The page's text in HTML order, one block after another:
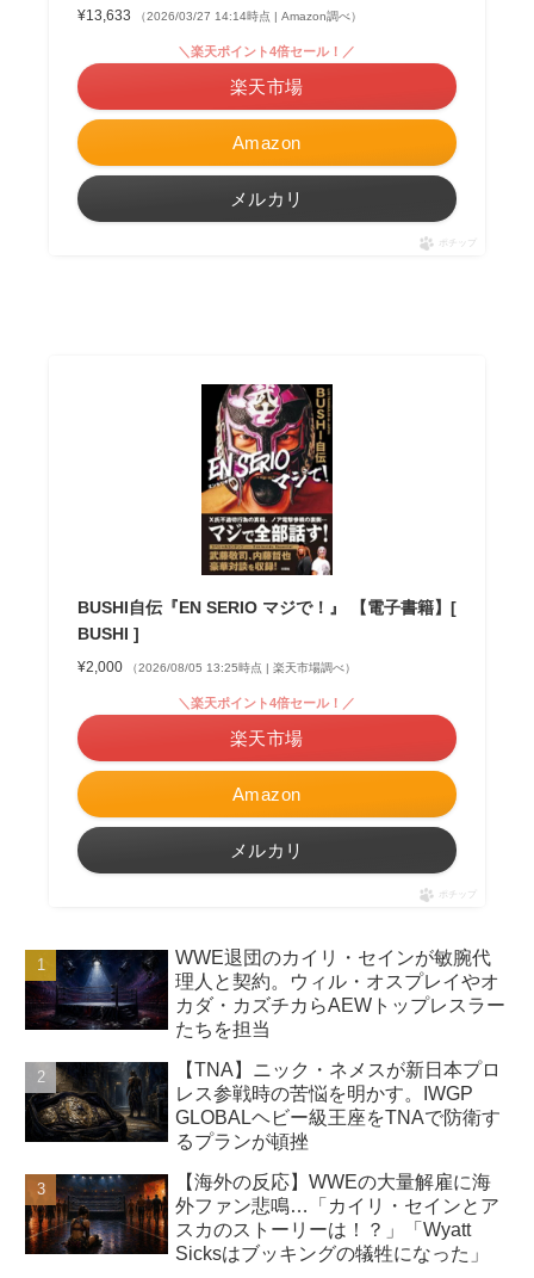
¥13,633 （2026/03/27 14:14時点 | Amazon調べ）
Amazon
＼楽天ポイント4倍セール！／
楽天市場
メルカリ
ポチップ
BUSHI自伝『EN SERIO マジで！』 【電子書籍】[
BUSHI ]
¥2,000 （2026/08/05 13:25時点 | 楽天市場調べ）
Amazon
＼楽天ポイント4倍セール！／
楽天市場
メルカリ
ポチップ
WWE退団のカイリ・セインが敏腕代
理人と契約。ウィル・オスプレイやオ
カダ・カズチカらAEWトップレスラー
たちを担当
【TNA】ニック・ネメスが新日本プロ
レス参戦時の苦悩を明かす。IWGP
GLOBALヘビー級王座をTNAで防衛す
るプランが頓挫
【海外の反応】WWEの大量解雇に海
外ファン悲鳴…「カイリ・セインとア
スカのストーリーは！？」「Wyatt
Sicksはブッキングの犠牲になった」